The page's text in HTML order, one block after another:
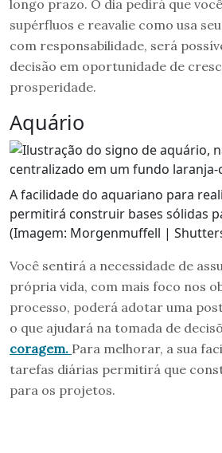
longo prazo. O dia pedirá que
supérfluos e reavalie como usa
com responsabilidade, será
decisão em oportunidade de
prosperidade.
Aquário
A facilidade do aquariano para
permitirá construir bases sólidas
(Imagem: Morgenmuffell |
Você sentirá a necessidade de
própria vida, com mais foco nos
processo, poderá adotar uma
o que ajudará na tomada de
coragem. Para melhorar, a sua
tarefas diárias permitirá que
para os projetos.